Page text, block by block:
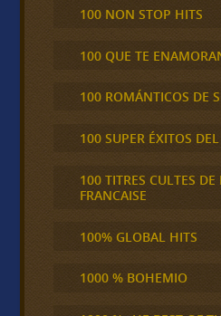
100 NON STOP HITS
100 QUE TE
100 ROMÁNTICOS DE
100 SUPER ÉXITOS
100 TITRES CULTES
FRANCAISE
100% GLOBAL HITS
1000 % BOHEMIO